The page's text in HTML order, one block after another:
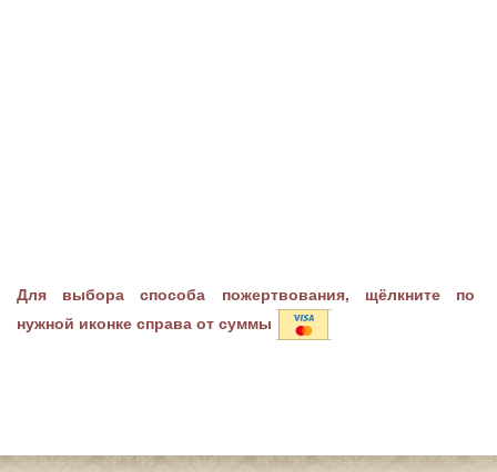
Для выбора способа пожертвования, щёлкните по
нужной иконке справа от суммы